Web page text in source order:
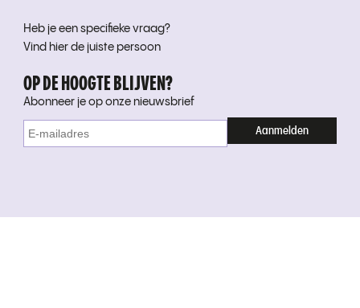
Heb je een specifieke vraag?
Vind hier de juiste persoon
OP DE HOOGTE BLIJVEN?
Abonneer je op onze nieuwsbrief